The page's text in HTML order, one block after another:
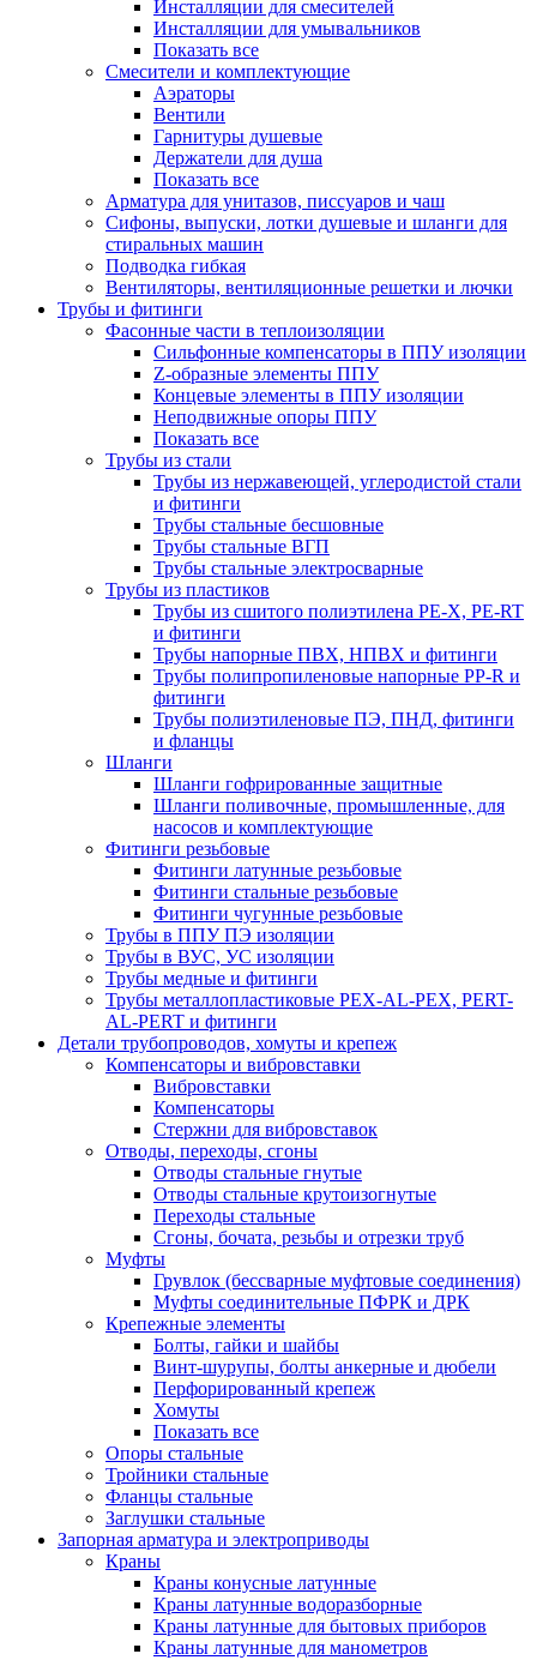
Инсталляции для смесителей
Инсталляции для умывальников
Показать все
Смесители и комплектующие
Аэраторы
Вентили
Гарнитуры душевые
Держатели для душа
Показать все
Арматура для унитазов, писсуаров и чаш
Сифоны, выпуски, лотки душевые и шланги для
стиральных машин
Подводка гибкая
Вентиляторы, вентиляционные решетки и лючки
Трубы и фитинги
Фасонные части в теплоизоляции
Cильфонные компенсаторы в ППУ изоляции
Z-образные элементы ППУ
Концевые элементы в ППУ изоляции
Неподвижные опоры ППУ
Показать все
Трубы из стали
Трубы из нержавеющей, углеродистой стали
и фитинги
Трубы стальные бесшовные
Трубы стальные ВГП
Трубы стальные электросварные
Трубы из пластиков
Трубы из сшитого полиэтилена PE-X, PE-RT
и фитинги
Трубы напорные ПВХ, НПВХ и фитинги
Трубы полипропиленовые напорные PP-R и
фитинги
Трубы полиэтиленовые ПЭ, ПНД, фитинги
и фланцы
Шланги
Шланги гофрированные защитные
Шланги поливочные, промышленные, для
насосов и комплектующие
Фитинги резьбовые
Фитинги латунные резьбовые
Фитинги стальные резьбовые
Фитинги чугунные резьбовые
Трубы в ППУ ПЭ изоляции
Трубы в ВУС, УС изоляции
Трубы медные и фитинги
Трубы металлопластиковые PEX-AL-PEX, PERT-
AL-PERT и фитинги
Детали трубопроводов, хомуты и крепеж
Компенсаторы и вибровставки
Вибровставки
Компенсаторы
Стержни для вибровставок
Отводы, переходы, сгоны
Отводы стальные гнутые
Отводы стальные крутоизогнутые
Переходы стальные
Сгоны, бочата, резьбы и отрезки труб
Муфты
Грувлок (бессварные муфтовые соединения)
Муфты соединительные ПФРК и ДРК
Крепежные элементы
Болты, гайки и шайбы
Винт-шурупы, болты анкерные и дюбели
Перфорированный крепеж
Хомуты
Показать все
Опоры стальные
Тройники стальные
Фланцы стальные
Заглушки стальные
Запорная арматура и электроприводы
Краны
Краны конусные латунные
Краны латунные водоразборные
Краны латунные для бытовых приборов
Краны латунные для манометров